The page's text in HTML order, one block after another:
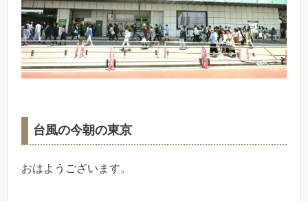
台風の今朝の東京
おはようございます。